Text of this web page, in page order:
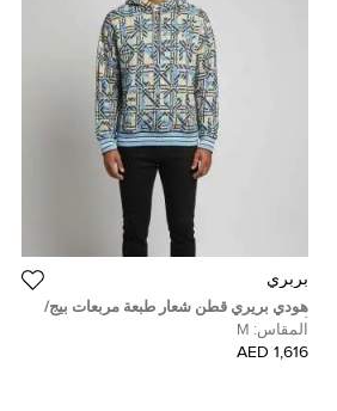
بربري
هودي بريري قطن شعار طبعة مربعات بيج/
أزرق مقاس متوسط - ميديم
المقاس: M
1,616 AED